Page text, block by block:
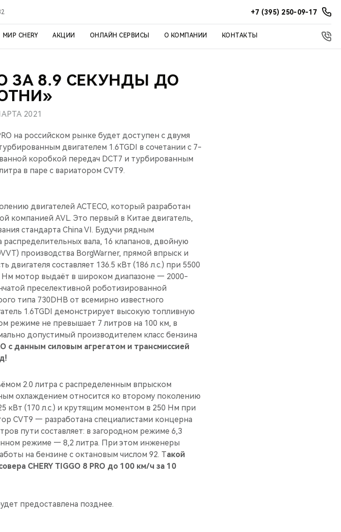
+7 (395) 250-09-17
МИР CHERY АКЦИИ ОНЛАЙН СЕРВИСЫ О КОМПАНИИ КОНТАКТЫ
ЗА 8.9 СЕКУНДЫ ДО
2021
на российском рынке будет доступен с двумя
двигателем 1.6TGDI в сочетании с 7-
коробкой передач DCT7 и турбированным
в паре с вариатором СVT9.
двигателей ACTECO, который разработан
компанией AVL. Это первый в Китае двигатель,
стандарта China VI. Будучи рядным
вала, 16 клапанов, двойную
производства BorgWarner, прямой впрыск и
составляет 136.5 кВт (186 л.с.) при 5500
мотор выдаёт в широком диапазоне — 2000-
преселективной роботизированной
типа 730DHB от всемирно известного
1.6TGDI демонстрирует высокую топливную
режиме не превышает 7 литров на 100 км, в
допустимый производителем класс бензина
c данным силовым агрегатом и трансмиссией
2.0 литра с распределенным впрыском
охлаждением относится ко второму поколению
кВт (170 л.с.) и крутящим моментом в 250 Нм при
CVT9 — разработана специалистами концерна
пути составляет: в загородном режиме 6,3
режиме — 8,2 литра. При этом инженеры
на бензине с октановым числом 92. Такой
CHERY TIGGO 8 PRO до 100 км/ч за 10
предоставлена позднее.